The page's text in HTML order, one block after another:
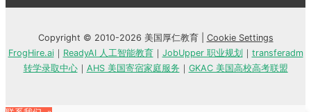
Copyright © 2010-2026 美国厚仁教育 | Cookie Settings
FrogHire.ai｜ ReadyAI 人工智能教育｜ JobUpper 职业规划 ｜ transferadm
转学录取中心｜ AHS 美国寄宿家庭服务 ｜ GKAC 美国高校高考联盟